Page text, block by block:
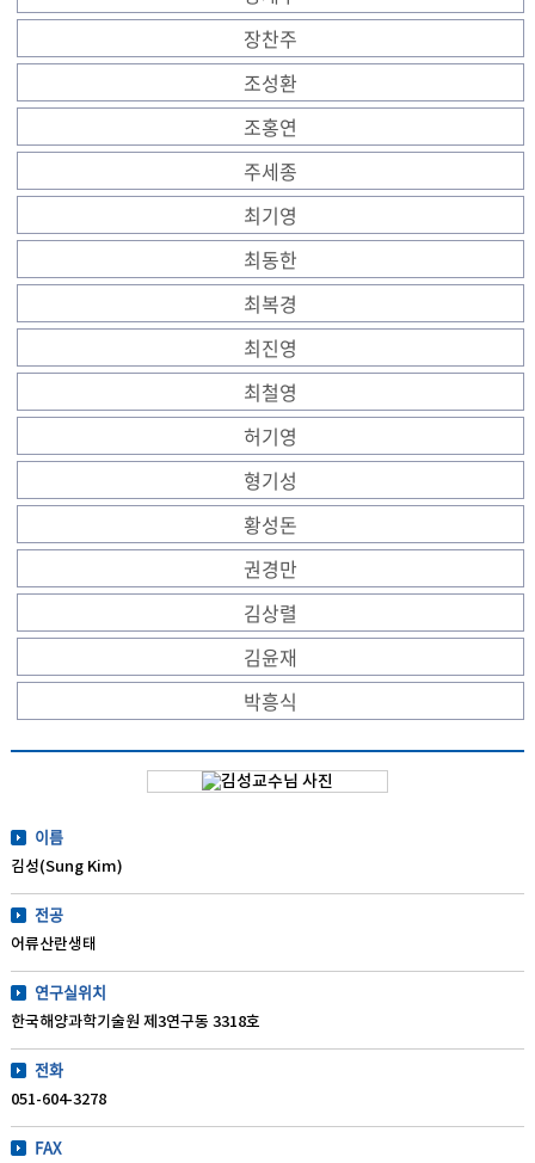
장찬주
조성환
조홍연
주세종
최기영
최동한
최복경
최진영
최철영
허기영
형기성
황성돈
권경만
김상렬
김윤재
박흥식
이름
김성(Sung Kim)
전공
어류산란생태
연구실위치
한국해양과학기술원 제3연구동 3318호
전화
051-604-3278
FAX